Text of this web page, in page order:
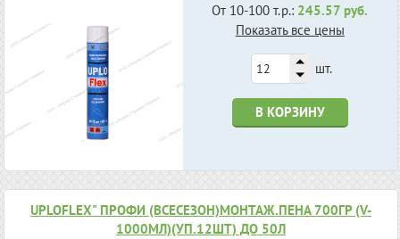
От 10-100 т.р.: 245.57 руб.
Показать все цены
шт.
В КОРЗИНУ
UPLOFLEX" ПРОФИ (ВСЕСЕЗОН)МОНТАЖ.ПЕНА 700ГР (V-
1000МЛ)(УП.12ШТ) ДО 50Л